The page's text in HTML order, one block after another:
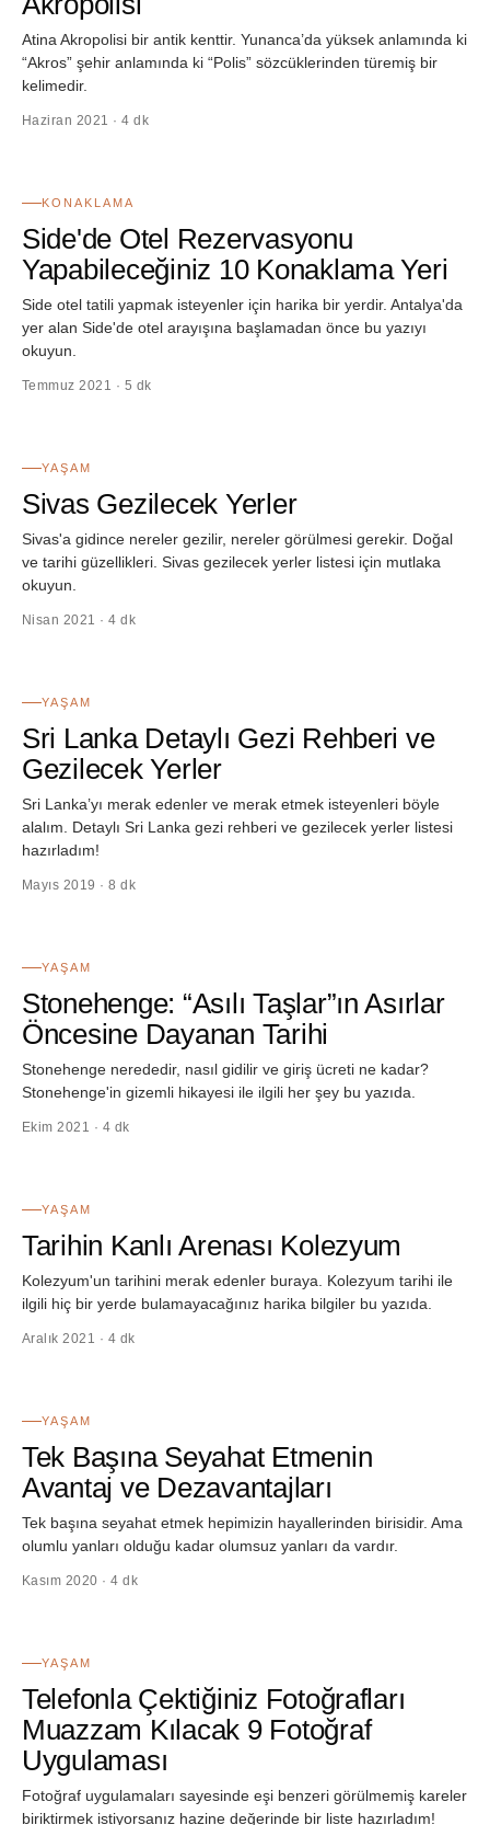
Atina Akropolisi bir antik kenttir. Yunanca’da yüksek anlamında ki
“Akros” şehir anlamında ki “Polis” sözcüklerinden türemiş bir
kelimedir.
Haziran 2021 · 4 dk
KONAKLAMA
Side'de Otel Rezervasyonu
Yapabileceğiniz 10 Konaklama Yeri
Side otel tatili yapmak isteyenler için harika bir yerdir. Antalya'da
yer alan Side'de otel arayışına başlamadan önce bu yazıyı
okuyun.
Temmuz 2021 · 5 dk
YAŞAM
Sivas Gezilecek Yerler
Sivas'a gidince nereler gezilir, nereler görülmesi gerekir. Doğal
ve tarihi güzellikleri. Sivas gezilecek yerler listesi için mutlaka
okuyun.
Nisan 2021 · 4 dk
YAŞAM
Sri Lanka Detaylı Gezi Rehberi ve
Gezilecek Yerler
Sri Lanka’yı merak edenler ve merak etmek isteyenleri böyle
alalım. Detaylı Sri Lanka gezi rehberi ve gezilecek yerler listesi
hazırladım!
Mayıs 2019 · 8 dk
YAŞAM
Stonehenge: “Asılı Taşlar”ın Asırlar
Öncesine Dayanan Tarihi
Stonehenge nerededir, nasıl gidilir ve giriş ücreti ne kadar?
Stonehenge'in gizemli hikayesi ile ilgili her şey bu yazıda.
Ekim 2021 · 4 dk
YAŞAM
Tarihin Kanlı Arenası Kolezyum
Kolezyum'un tarihini merak edenler buraya. Kolezyum tarihi ile
ilgili hiç bir yerde bulamayacağınız harika bilgiler bu yazıda.
Aralık 2021 · 4 dk
YAŞAM
Tek Başına Seyahat Etmenin
Avantaj ve Dezavantajları
Tek başına seyahat etmek hepimizin hayallerinden birisidir. Ama
olumlu yanları olduğu kadar olumsuz yanları da vardır.
Kasım 2020 · 4 dk
YAŞAM
Telefonla Çektiğiniz Fotoğrafları
Muazzam Kılacak 9 Fotoğraf
Uygulaması
Fotoğraf uygulamaları sayesinde eşi benzeri görülmemiş kareler
biriktirmek istiyorsanız hazine değerinde bir liste hazırladım!